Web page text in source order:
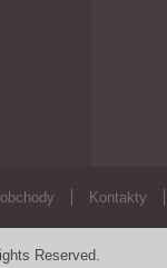
Kontakty
Reserved.